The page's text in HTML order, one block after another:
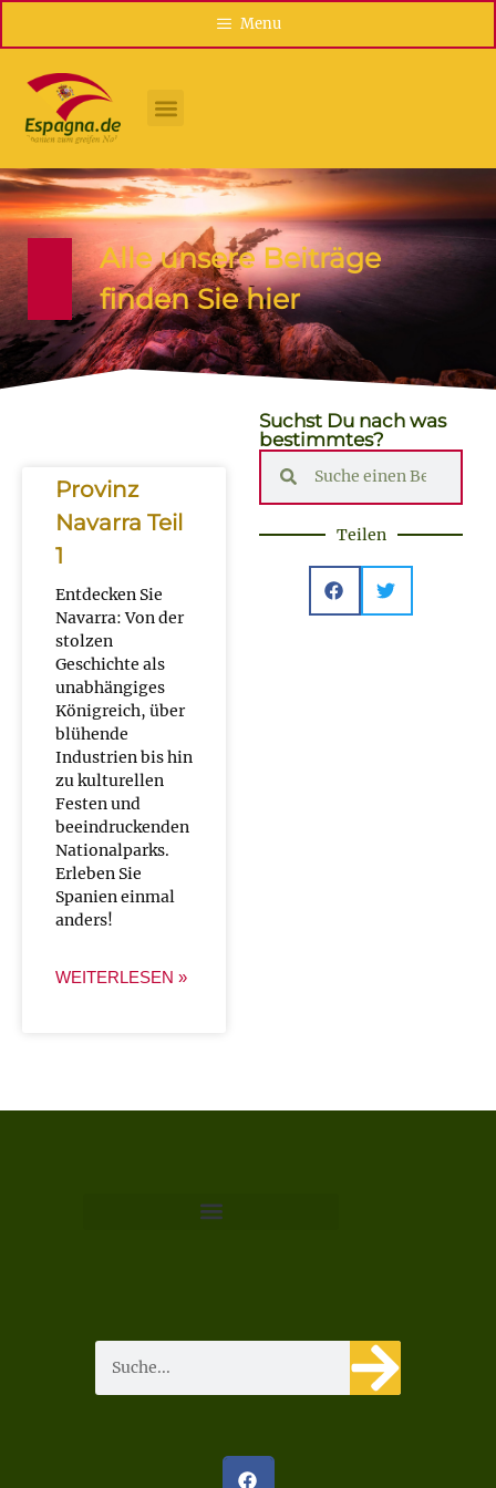
Menu
Alle unsere Beiträge
finden Sie hier
Provinz
Navarra Teil
1
Entdecken Sie
Navarra: Von der
stolzen
Geschichte als
unabhängiges
Königreich, über
blühende
Industrien bis hin
zu kulturellen
Festen und
beeindruckenden
Nationalparks.
Erleben Sie
Spanien einmal
anders!
WEITERLESEN »
Suchst Du nach was
bestimmtes?
Teilen